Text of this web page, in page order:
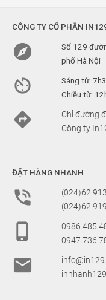
CÔNG TY CỔ PHẦN

Số 129
phố Hà Nội

Sáng từ:
Chiều từ:

Chỉ đường
Công ty
ĐẶT HÀNG NHANH

(024)62
(024)62

